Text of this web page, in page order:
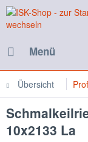
Menü
Übersicht
10x2133 La